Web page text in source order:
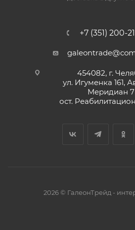
+7 (351) 200-
454082, г.
ул. Игуменка 161,
Меридиан
ост.
2026 © ГалеонТрейд -